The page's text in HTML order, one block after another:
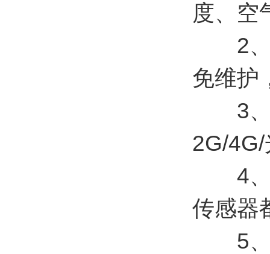
度、空
2、
免维护
3、
2G/
4、
传感器
5、